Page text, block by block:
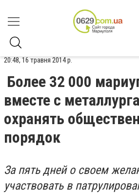
20:48, 16 травня 2014 р.
Более 32 000
вместе с
охранять
порядок
За пять дней о своем
участвовать в